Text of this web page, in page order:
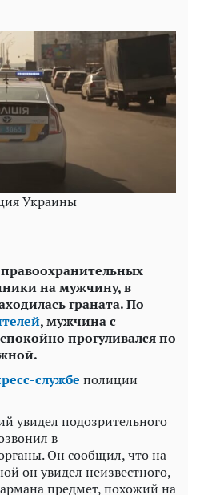
Украины
на мужчину, в
граната. По
, мужчина с
прогуливался по
службе полиции
увидел подозрительного
в
Он сообщил, что на
он увидел неизвестного,
предмет, похожий на